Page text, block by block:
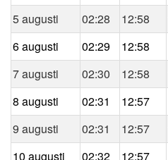
5 augusti
02:28 12:58
6 augusti
02:29 12:58
7 augusti
02:30 12:58
8 augusti
02:31 12:57
9 augusti
02:31 12:57
10 augusti
02:32 12:57